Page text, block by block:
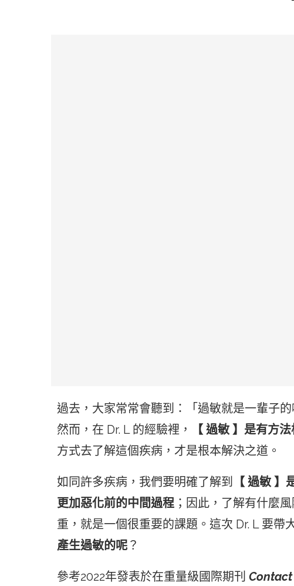
過去，大家常常會聽到：「過敏就是一輩子
然而，在 Dr. L 的經驗裡，
【 過敏 】是有方
方式去了解這個疾病，才是根本解決之道。
如同許多疾病，我們要明確了解到
【 過敏
更加惡化前的中間過程 ；因此，了解有什麼
重，就是一個很重要的課題。這次 Dr. L 要帶
產生過敏的呢 ？
參考2022年發表於在重量級國際期刊